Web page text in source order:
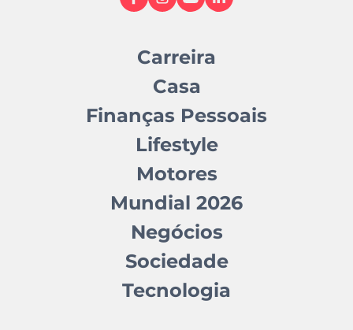
Carreira
Casa
Finanças Pessoais
Lifestyle
Motores
Mundial 2026
Negócios
Sociedade
Tecnologia